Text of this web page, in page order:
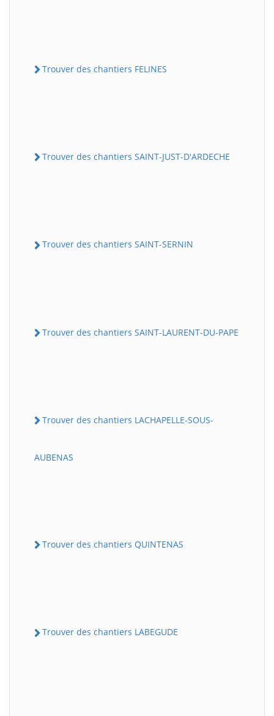
Trouver des chantiers FELINES
Trouver des chantiers SAINT-JUST-D'ARDECHE
Trouver des chantiers SAINT-SERNIN
Trouver des chantiers SAINT-LAURENT-DU-PAPE
Trouver des chantiers LACHAPELLE-SOUS-
AUBENAS
Trouver des chantiers QUINTENAS
Trouver des chantiers LABEGUDE